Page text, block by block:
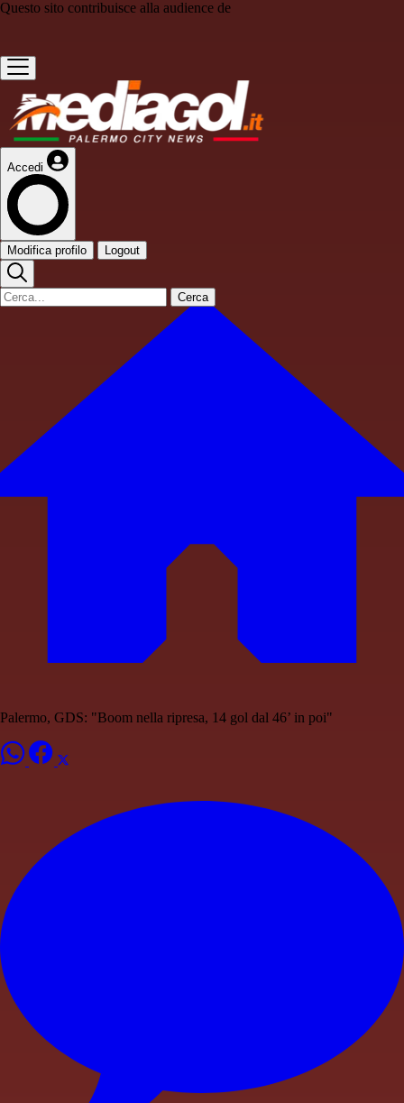
Questo sito contribuisce alla audience de
Accedi
Modifica profilo Logout
Cerca
Palermo, GDS: "Boom nella ripresa, 14 gol dal 46’ in poi"